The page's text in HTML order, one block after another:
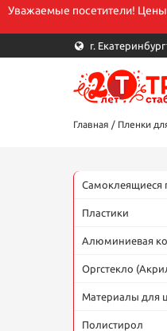
Уважаемые посетители! Цены,
г. Екатеринбург
Главная / Пленки
Самоклеящиеся
Пластики
Алюминиевая
Оргстекло
Материалы для
Полистирол